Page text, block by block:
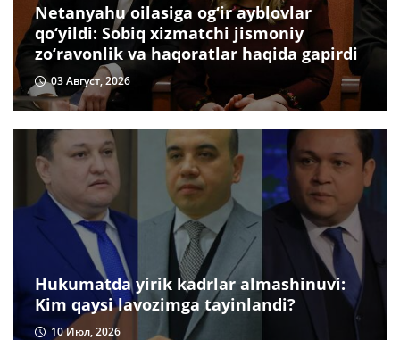
Netanyahu oilasiga og‘ir ayblovlar
qo‘yildi: Sobiq xizmatchi jismoniy
zo‘ravonlik va haqoratlar haqida gapirdi
03 Август, 2026
Hukumatda yirik kadrlar almashinuvi:
Kim qaysi lavozimga tayinlandi?
10 Июл, 2026